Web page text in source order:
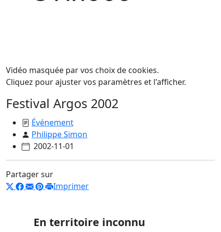
Vidéo masquée par vos choix de cookies.
Cliquez pour ajuster vos paramètres et l'afficher.
Festival Argos 2002
Événement
Philippe Simon
2002-11-01
Partager sur
Imprimer
En territoire inconnu